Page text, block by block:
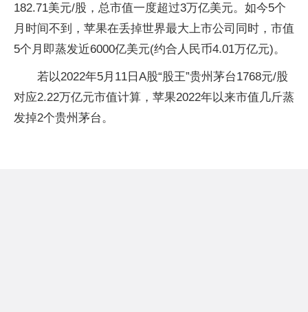
182.71美元/股，总市值一度超过3万亿美元。如今5个
月时间不到，苹果在丢掉世界最大上市公司同时，市值
5个月即蒸发近6000亿美元(约合人民币4.01万亿元)。
若以2022年5月11日A股“股王”贵州茅台1768元/股
对应2.22万亿元市值计算，苹果2022年以来市值几斤蒸
发掉2个贵州茅台。